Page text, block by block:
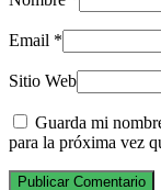
Email *
Sitio Web
Guarda mi
para la próxima vez